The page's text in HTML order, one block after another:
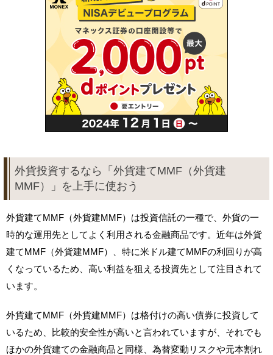
外貨投資するなら「外貨建てMMF（外貨建
MMF）」を上手に使おう
外貨建てMMF（外貨建MMF）は投資信託の一種で、外貨の一
時的な運用先としてよく利用される金融商品です。近年は外貨
建てMMF（外貨建MMF）、特に米ドル建てMMFの利回りが高
くなっているため、高い利益を狙える投資先として注目されて
います。
外貨建てMMF（外貨建MMF）は格付けの高い債券に投資して
いるため、比較的安全性が高いと言われていますが、それでも
ほかの外貨建ての金融商品と同様、為替変動リスクや元本割れ